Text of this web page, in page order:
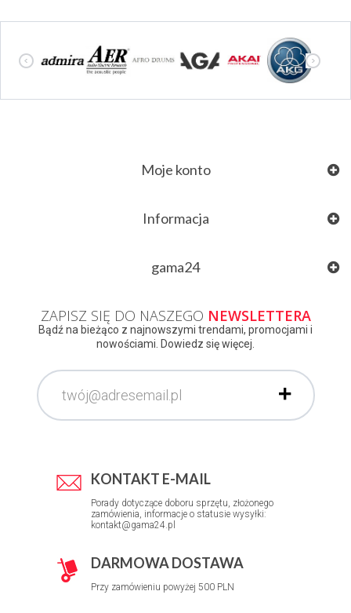
Moje konto
Informacja
gama24
ZAPISZ SIĘ DO NASZEGO NEWSLETTERA
Bądź na bieżąco z najnowszymi trendami, promocjami i
nowościami. Dowiedz się więcej.
KONTAKT E-MAIL
Porady dotyczące doboru sprzętu, złożonego
zamówienia, informacje o statusie wysyłki:
kontakt@gama24.pl
DARMOWA DOSTAWA
Przy zamówieniu powyżej 500 PLN